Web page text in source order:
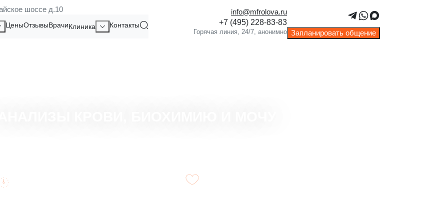
шоссе д.10
ЦеныОтзывыВрачиКлиника Контакты
info@mfrolova.ru
Запланировать общение